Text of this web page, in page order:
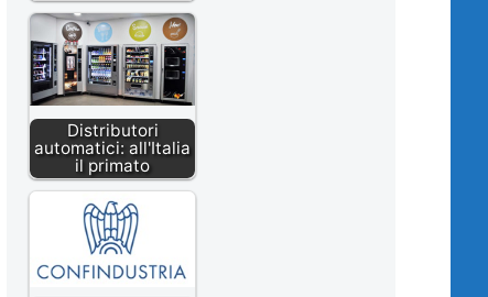
Distributori
automatici: all'Italia
il primato